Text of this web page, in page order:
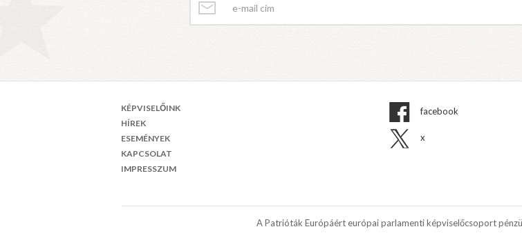
KÉPVISELŐINK
HÍREK
ESEMÉNYEK
KAPCSOLAT
IMPRESSZUM
facebook
x
A Patrióták Európáért európai parlamenti képviselőcsoport